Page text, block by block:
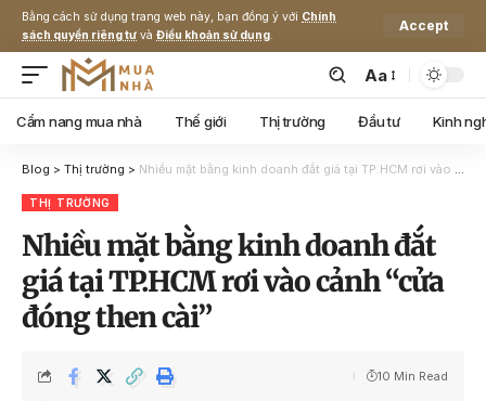
Bằng cách sử dụng trang web này, bạn đồng ý với Chính
sách quyền riêng tư và Điều khoản sử dụng.
Accept
Aa
Cẩm nang mua nhà Thế giới Thị trường Đầu tư Kinh
Blog > Thị trường > Nhiều mặt bằng kinh doanh đắt giá tại TP.HCM rơi vào cảnh “cửa đóng then cài”
THỊ TRƯỜNG
Nhiều mặt bằng kinh doanh đắt
giá tại TP.HCM rơi vào cảnh “cửa
đóng then cài”
10 Min Read